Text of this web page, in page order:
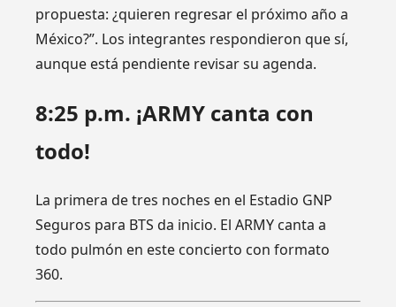
propuesta: ¿quieren regresar el próximo año a
México?”. Los integrantes respondieron que sí,
aunque está pendiente revisar su agenda.
8:25 p.m. ¡ARMY canta con
todo!
La primera de tres noches en el Estadio GNP
Seguros para BTS da inicio. El ARMY canta a
todo pulmón en este concierto con formato
360.